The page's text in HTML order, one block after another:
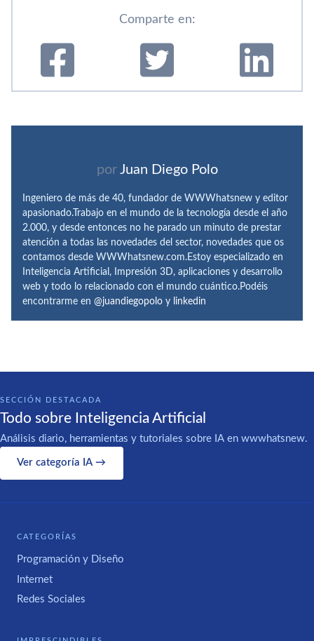
Comparte en:
por Juan Diego Polo
Ingeniero de más de 40, fundador de WWWhatsnew y editor
apasionado.Trabajo en el mundo de la tecnología desde el año
2.000, y desde entonces no he parado un minuto de prestar
atención a todas las novedades del sector, novedades que os
contamos desde WWWhatsnew.com.Estoy especializado en
Inteligencia Artificial, Impresión 3D, aplicaciones y desarrollo
web y todo lo relacionado con el mundo cuántico.Podéis
encontrarme en @juandiegopolo y linkedin
SECCIÓN DESTACADA
Todo sobre Inteligencia Artificial
Análisis diario, herramientas y tutoriales sobre IA en wwwhatsnew.
Ver categoría IA →
CATEGORÍAS
Programación y Diseño
Internet
Redes Sociales